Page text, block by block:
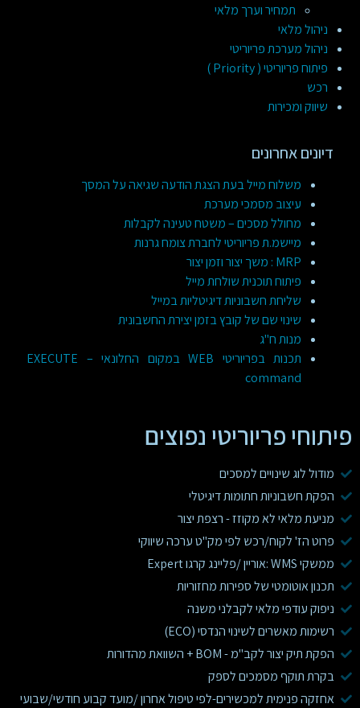
תמחיר וערך מלאי
ניהול מלאי
ניהול מערכת פריוריטי
פיתוח פריוריטי ( Priority )
רכש
שיווק ומכירות
דיונים אחרונים
משלוח מייל בעת הצגת הודעה שגיאה על המסך
עיצוב מסמכי מערכת
מחולל מסכים – משטח טעינה לקבלות
מיישמ.ת פריוריטי לחברת צומח גרנות
MRP : משך יצור וזמן יצור
פיתוח תוכנית שולחת מייל
שליחת חשבוניות דיגיטליות במייל
שינוי שם של קובץ בזמן יצירת החשבונית
מנות ח"ג
תכנות בפריוריטי WEB במקום החלונאי – EXECUTE
command
פיתוחי פריוריטי נפוצים
מודול לוג שינויים למסכים
הפקת חשבוניות חתומות דיגיטלי
מניעת מלאי לא מקוזז - רצפת יצור
פרוט הז' לקוח/רכש לפי מק"ט ערכה שיווקי
ממשקי WMS :אוריין /פליינג קרגו Expert
תכנון אוטומטי של ספירות מחזוריות
ניפוק עודפי מלאי לקבלני משנה
רשימות מאשרים לשינוי הנדסי (ECO)
הפקת תיק יצור לקב"מ - BOM + השוואת מהדורות
בקרת תוקף מסמכים לספק
אחזקה פנימית למכשירים-לפי טיפול אחרון /מועד קבוע חודשי/שבועי